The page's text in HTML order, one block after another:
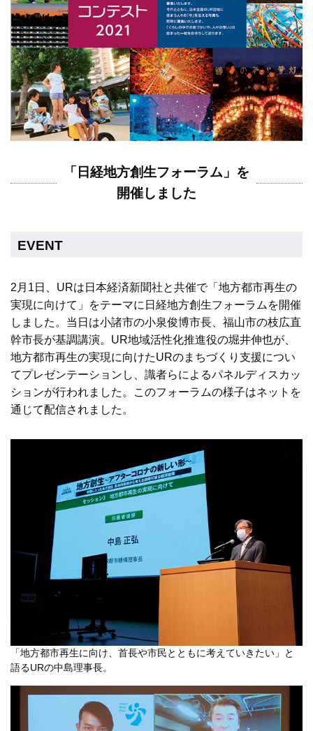
「日経地方創生フォーラム」を
開催しました
EVENT
2月1日、URは日本経済新聞社と共催で「地方都市再生の
実現に向けて」をテーマに日経地方創生フォーラムを開催
しました。当日は小諸市の小泉俊博市長、福山市の枝広直
幹市長が基調講演。UR地域活性化推進役の堀井伸也が、
地方都市再生の実現に向けたURのまちづくり支援につい
てプレゼンテーションし、識者らによるパネルディスカッ
ションが行われました。このフォーラムの様子はネットを
通じて配信されました。
「地方都市再生に向け、首長や市民とともに考えていきたい」と
語るURの中島理事長。